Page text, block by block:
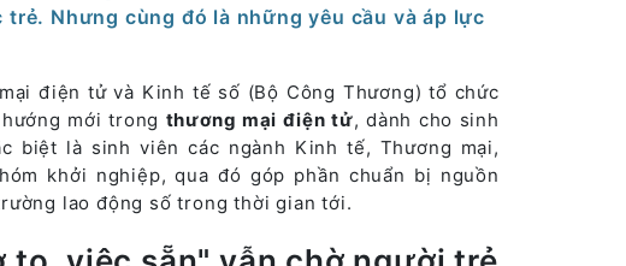
Nhưng cùng đó là những yêu cầu và áp lực
điện tử và Kinh tế số (Bộ Công Thương) tổ chức
mới trong thương mại điện tử, dành cho sinh
biệt là sinh viên các ngành Kinh tế, Thương mại,
khởi nghiệp, qua đó góp phần chuẩn bị nguồn
lao động số trong thời gian tới.